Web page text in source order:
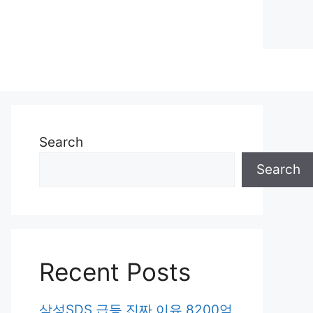
Search
Search
Recent Posts